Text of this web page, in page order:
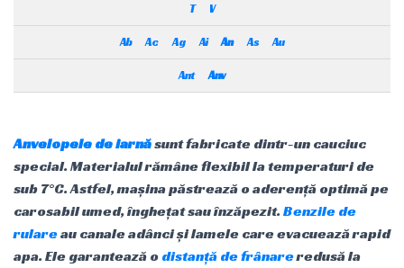
T V
Ab Ac Ag Ai An As Au
Ant Anv
Anvelopele de iarnăsunt fabricate dintr-un cauciuc
special. Materialul rămâne flexibil la temperaturi de
sub 7°C. Astfel, mașina păstrează o aderență optimă pe
carosabil umed, înghețat sau înzăpezit.Benzile de
rulareau canale adânci și lamele care evacuează rapid
apa. Ele garantează odistanță de frânareredusă la